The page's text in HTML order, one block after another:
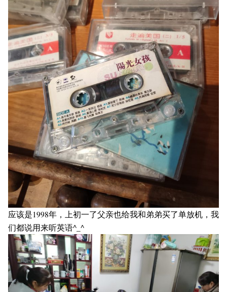
应该是1998年，上初一了父亲也给我和弟弟买了单放机，我
们都说用来听英语^_^